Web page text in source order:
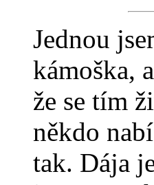
Jednou
kámoška,
že se tím
někdo
tak. Dája